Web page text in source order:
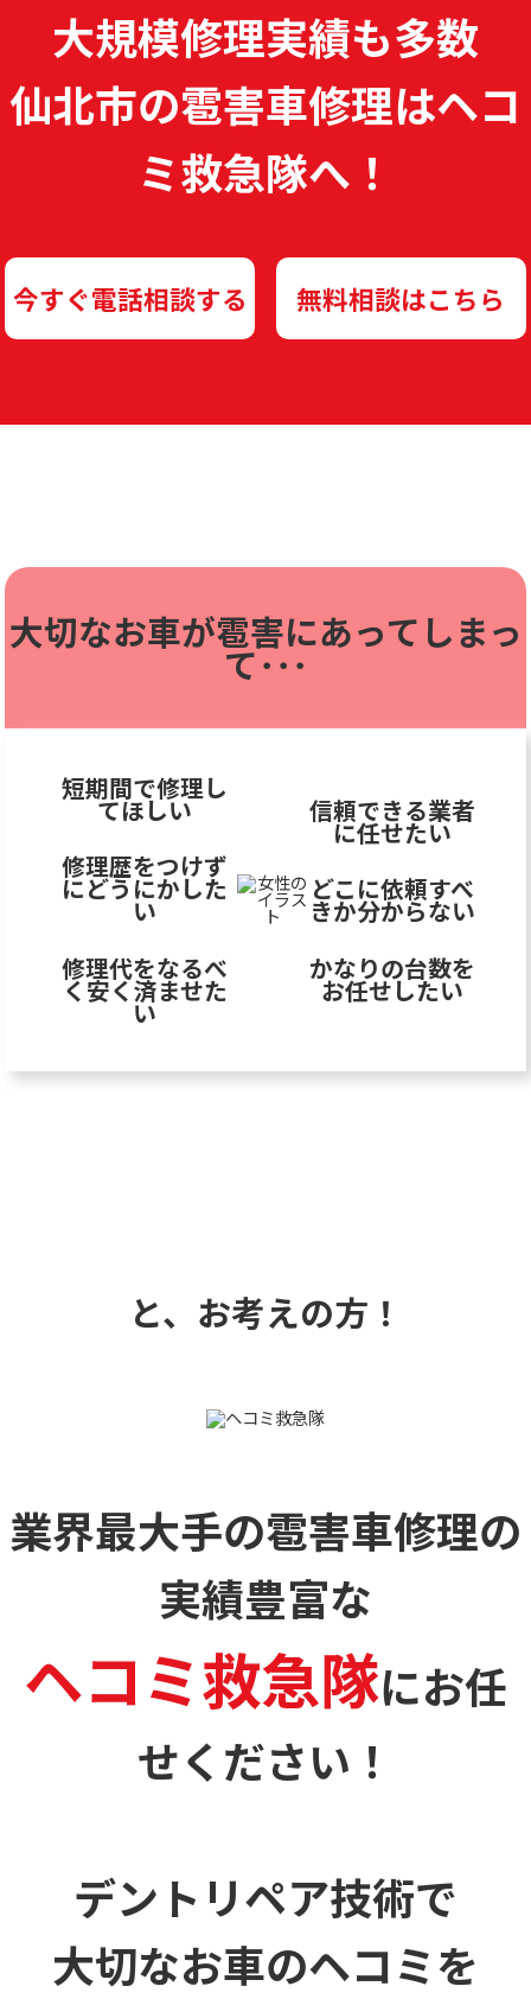
大規模修理実績も多数
仙北市の雹害車修理はヘコ
ミ救急隊へ！
今すぐ電話相談する 無料相談はこちら
大切なお車が雹害にあってしまっ
て･･･
短期間で修理し
てほしい
修理歴をつけず
にどうにかした
い
修理代をなるべ
く安く済ませた
い
信頼できる業者
に任せたい
どこに依頼すべ
きか分からない
かなりの台数を
お任せしたい
と、お考えの方！
業界最大手の雹害車修理の
実績豊富な
ヘコミ救急隊にお任
せください！
デントリペア技術で
大切なお車のヘコミを